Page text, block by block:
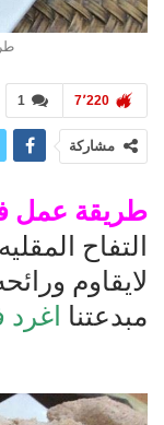
1 7٬220
مشاركة
طريقة عمل
التفاح
لايقاوم
مبدعتنا